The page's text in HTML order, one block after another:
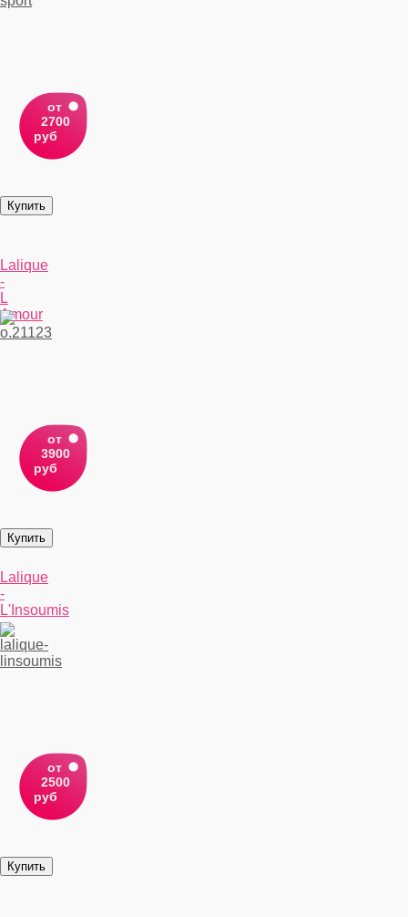
от
2700
руб
Lalique
-
L
Amour
от
3900
руб
Lalique
-
L'Insoumis
от
2500
руб